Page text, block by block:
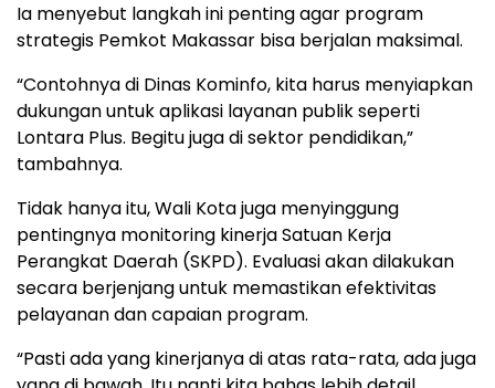
Ia menyebut langkah ini penting agar program
strategis Pemkot Makassar bisa berjalan maksimal.
“Contohnya di Dinas Kominfo, kita harus menyiapkan
dukungan untuk aplikasi layanan publik seperti
Lontara Plus. Begitu juga di sektor pendidikan,”
tambahnya.
Tidak hanya itu, Wali Kota juga menyinggung
pentingnya monitoring kinerja Satuan Kerja
Perangkat Daerah (SKPD). Evaluasi akan dilakukan
secara berjenjang untuk memastikan efektivitas
pelayanan dan capaian program.
“Pasti ada yang kinerjanya di atas rata-rata, ada juga